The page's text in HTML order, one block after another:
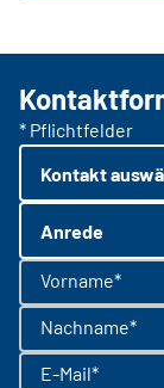
* Pflichtfelder
Kontakt
Anrede
Vorname*
Nachname*
E-Mail*